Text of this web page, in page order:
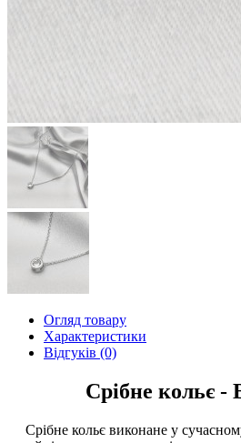
Огляд товару
Характеристики
Відгуків (0)
Срібне кольє -
Срібне кольє виконане у